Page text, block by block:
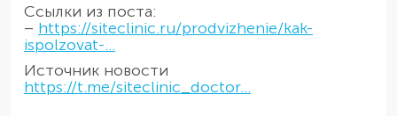
Ссылки из поста:
– https://siteclinic.ru/prodvizhenie/kak-
ispolzovat-...
Источник новости
https://t.me/siteclinic_doctor...